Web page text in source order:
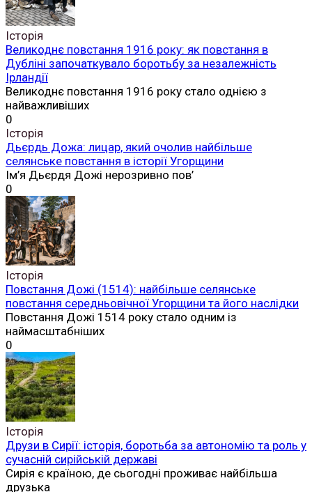
Історія
Великоднє повстання 1916 року: як повстання в
Дубліні започаткувало боротьбу за незалежність
Ірландії
Великоднє повстання 1916 року стало однією з
найважливіших
0
Історія
Дьєрдь Дожа: лицар, який очолив найбільше
селянське повстання в історії Угорщини
Ім’я Дьєрдя Дожі нерозривно пов’
0
Історія
Повстання Дожі (1514): найбільше селянське
повстання середньовічної Угорщини та його наслідки
Повстання Дожі 1514 року стало одним із
наймасштабніших
0
Історія
Друзи в Сирії: історія, боротьба за автономію та роль у
сучасній сирійській державі
Сирія є країною, де сьогодні проживає найбільша
друзька